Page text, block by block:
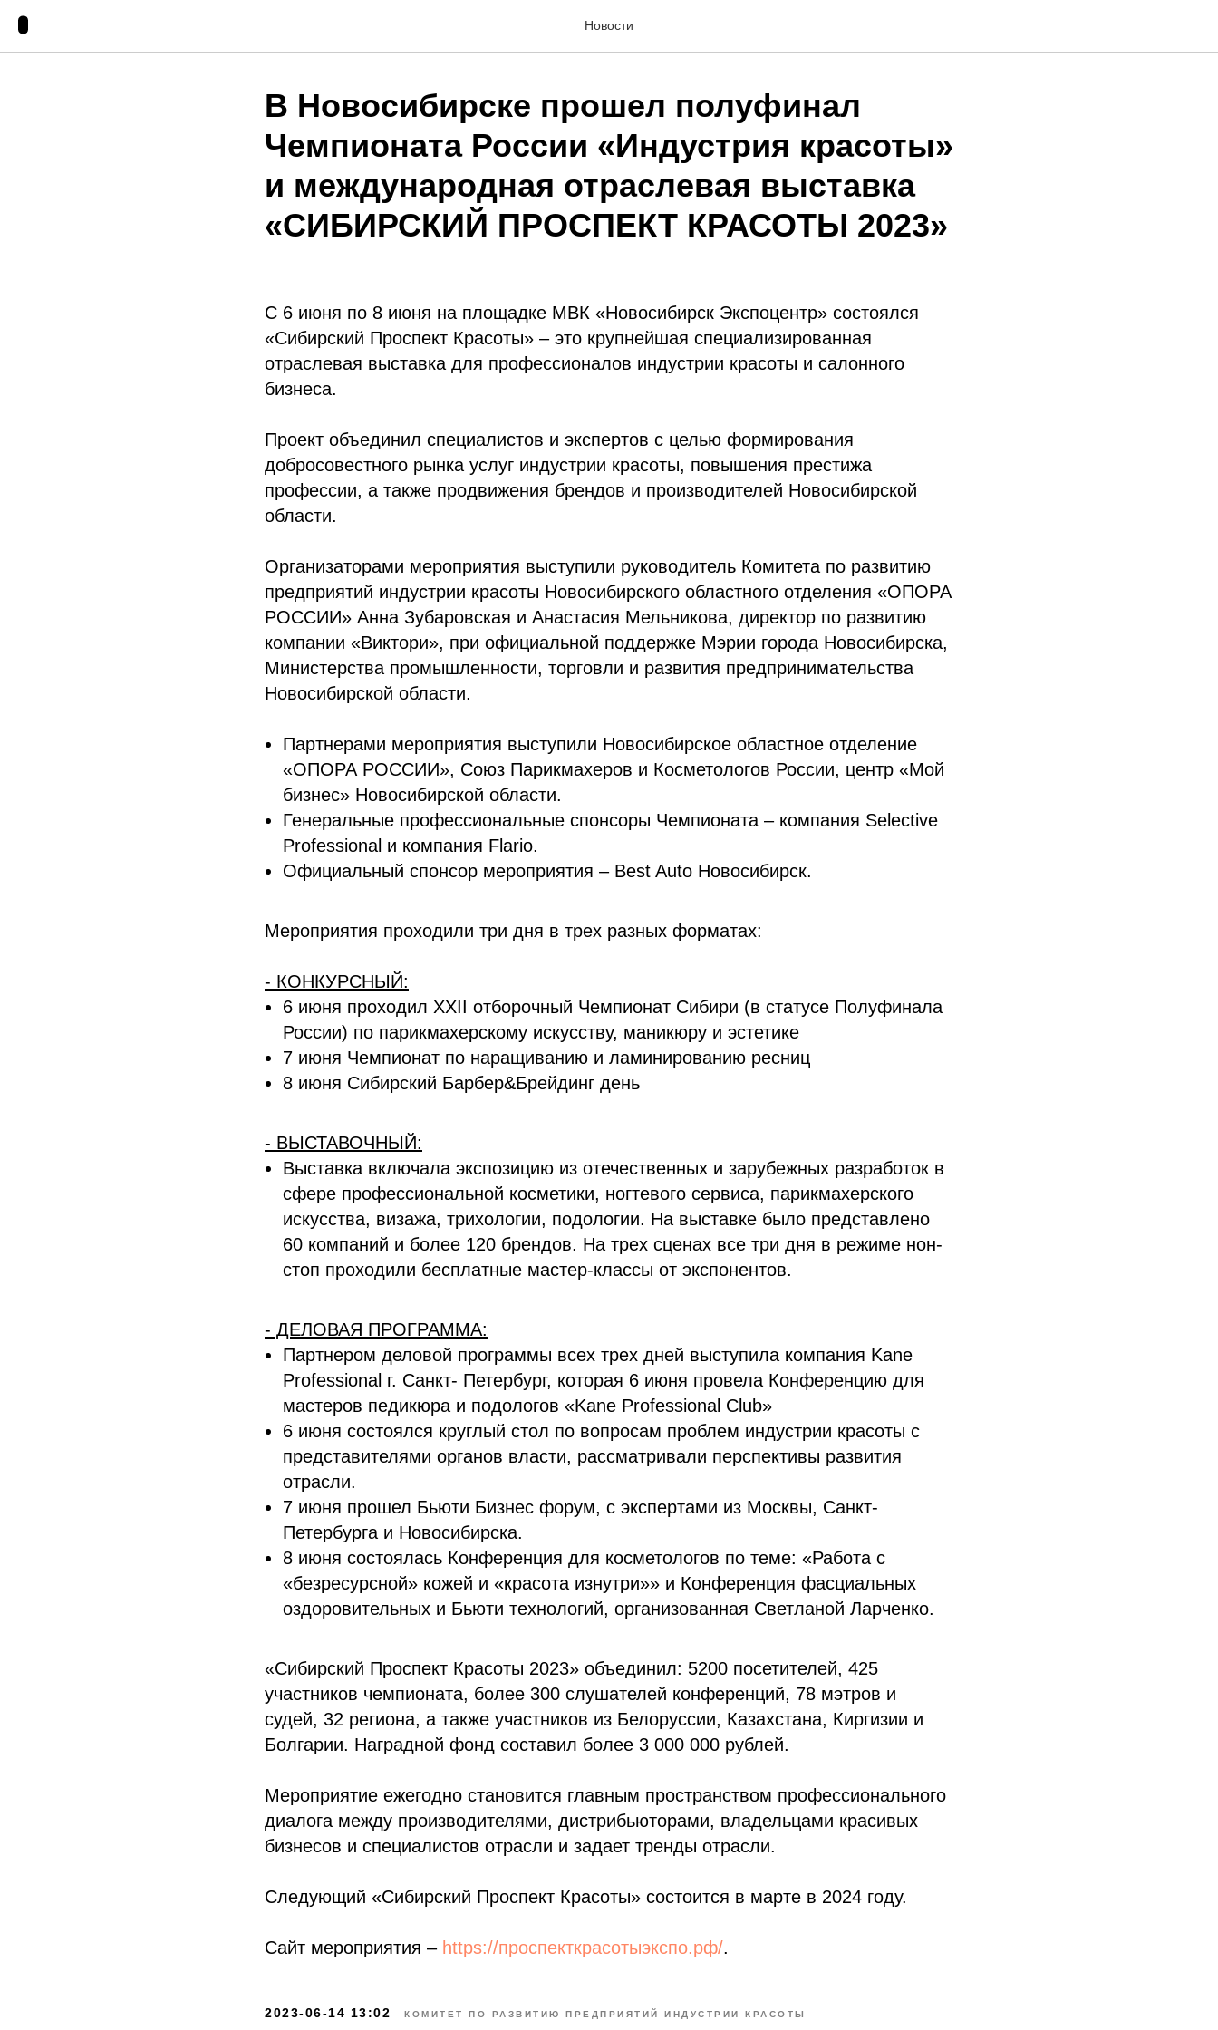
Новости
В Новосибирске прошел полуфинал
Чемпионата России «Индустрия красоты»
и международная отраслевая выставка
«СИБИРСКИЙ ПРОСПЕКТ КРАСОТЫ 2023»
С 6 июня по 8 июня на площадке МВК «Новосибирск Экспоцентр» состоялся
«Сибирский Проспект Красоты» – это крупнейшая специализированная
отраслевая выставка для профессионалов индустрии красоты и салонного
бизнеса.
Проект объединил специалистов и экспертов с целью формирования
добросовестного рынка услуг индустрии красоты, повышения престижа
профессии, а также продвижения брендов и производителей Новосибирской
области.
Организаторами мероприятия выступили руководитель Комитета по развитию
предприятий индустрии красоты Новосибирского областного отделения «ОПОРА
РОССИИ» Анна Зубаровская и Анастасия Мельникова, директор по развитию
компании «Виктори», при официальной поддержке Мэрии города Новосибирска,
Министерства промышленности, торговли и развития предпринимательства
Новосибирской области.
Партнерами мероприятия выступили Новосибирское областное отделение
«ОПОРА РОССИИ», Союз Парикмахеров и Косметологов России, центр «Мой
бизнес» Новосибирской области.
Генеральные профессиональные спонсоры Чемпионата – компания Selective
Professional и компания Flario.
Официальный спонсор мероприятия – Best Auto Новосибирск.
Мероприятия проходили три дня в трех разных форматах:
- КОНКУРСНЫЙ:
6 июня проходил XXII отборочный Чемпионат Сибири (в статусе Полуфинала
России) по парикмахерскому искусству, маникюру и эстетике
7 июня Чемпионат по наращиванию и ламинированию ресниц
8 июня Сибирский Барбер&Брейдинг день
- ВЫСТАВОЧНЫЙ:
Выставка включала экспозицию из отечественных и зарубежных разработок в
сфере профессиональной косметики, ногтевого сервиса, парикмахерского
искусства, визажа, трихологии, подологии. На выставке было представлено
60 компаний и более 120 брендов. На трех сценах все три дня в режиме нон-
стоп проходили бесплатные мастер-классы от экспонентов.
- ДЕЛОВАЯ ПРОГРАММА:
Партнером деловой программы всех трех дней выступила компания Kane
Professional г. Санкт- Петербург, которая 6 июня провела Конференцию для
мастеров педикюра и подологов «Kane Professional Club»
6 июня состоялся круглый стол по вопросам проблем индустрии красоты с
представителями органов власти, рассматривали перспективы развития
отрасли.
7 июня прошел Бьюти Бизнес форум, с экспертами из Москвы, Санкт-
Петербурга и Новосибирска.
8 июня состоялась Конференция для косметологов по теме: «Работа с
«безресурсной» кожей и «красота изнутри»» и Конференция фасциальных
оздоровительных и Бьюти технологий, организованная Светланой Ларченко.
«Сибирский Проспект Красоты 2023» объединил: 5200 посетителей, 425
участников чемпионата, более 300 слушателей конференций, 78 мэтров и
судей, 32 региона, а также участников из Белоруссии, Казахстана, Киргизии и
Болгарии. Наградной фонд составил более 3 000 000 рублей.
Мероприятие ежегодно становится главным пространством профессионального
диалога между производителями, дистрибьюторами, владельцами красивых
бизнесов и специалистов отрасли и задает тренды отрасли.
Следующий «Сибирский Проспект Красоты» состоится в марте в 2024 году.
Сайт мероприятия – https://проспекткрасотыэкспо.рф/.
2023-06-14 13:02 КОМИТЕТ ПО РАЗВИТИЮ ПРЕДПРИЯТИЙ ИНДУСТРИИ КРАСОТЫ